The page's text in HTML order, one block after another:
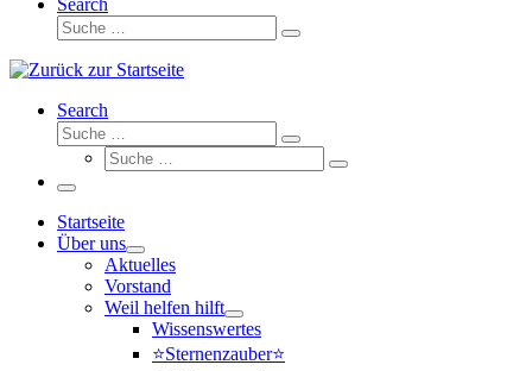
Search
Suche
Suche
Search
Suche
Suche
Suche
Suche
Menü
Startseite
Über uns
Aktuelles
Vorstand
Weil helfen hilft
Wissenswertes
⭐Sternenzauber⭐